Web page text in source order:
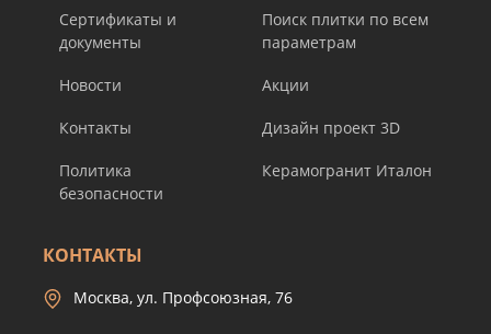
Сертификаты и
документы
Новости
Контакты
Политика
безопасности
Поиск плитки по всем
параметрам
Акции
Дизайн проект 3D
Керамогранит Италон
КОНТАКТЫ
Москва, ул. Профсоюзная, 76